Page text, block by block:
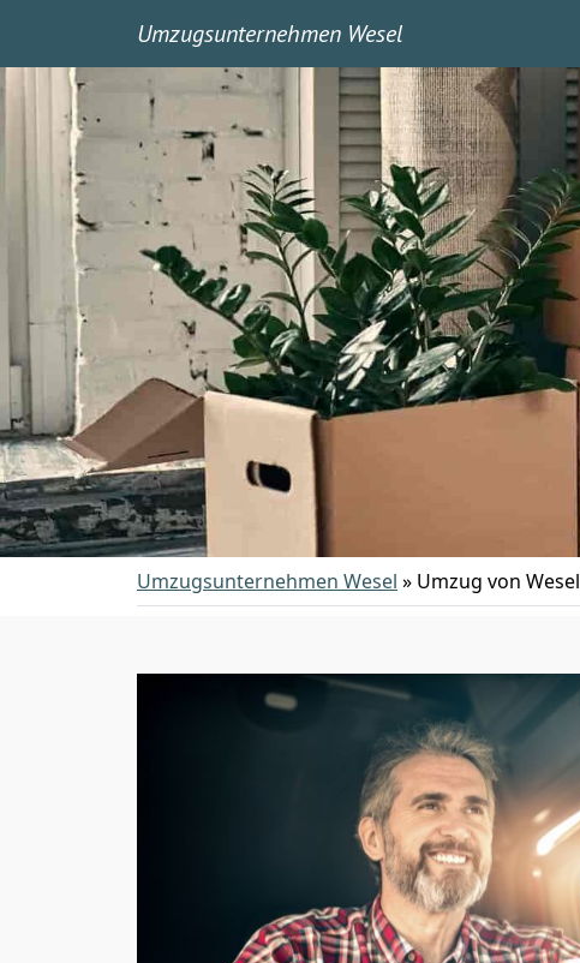
Umzugsunternehmen Wesel
Umzugsunternehmen Wesel » Umzug von